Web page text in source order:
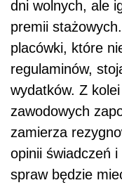
dni wolnych, ale
premii
placówki, które
regulaminów,
wydatków. Z
zawodowych
zamierza
opinii świadczeń
spraw będzie